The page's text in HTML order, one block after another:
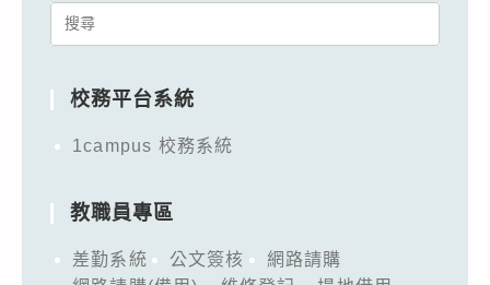
Search
校務平台系統
1campus 校務系統
教職員專區
差勤系統 公文簽核
網路請購